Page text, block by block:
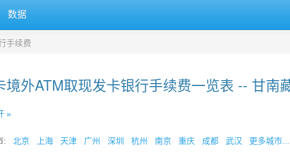
数据
手续费
境外ATM取现发卡银行手续费一览表 -- 甘南
»
: 北京 上海 天津 广州 深圳 杭州 南京 重庆 成都 武汉 更多城市...